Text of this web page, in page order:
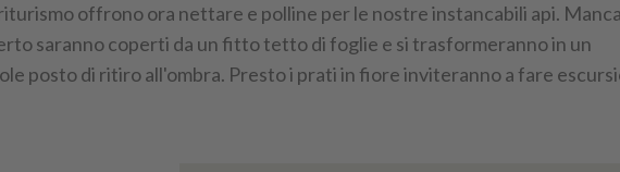
offrono ora nettare e polline per le nostre instancabili api. Manca
saranno coperti da un fitto tetto di foglie e si trasformeranno in un
posto di ritiro all'ombra. Presto i prati in fiore inviteranno a fare